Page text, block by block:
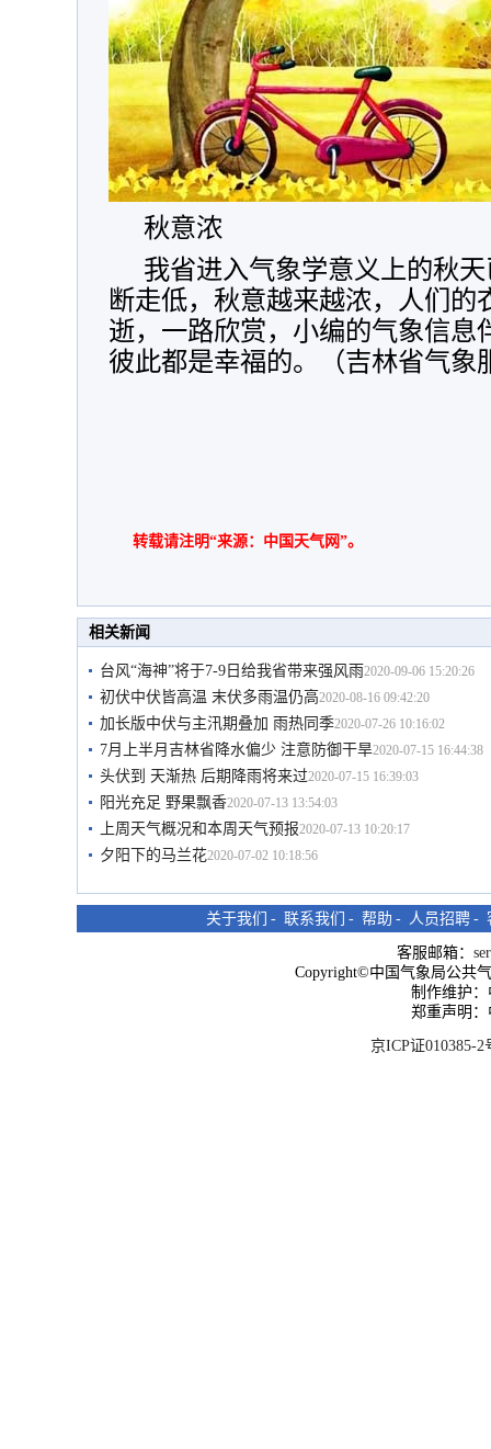
秋意浓
我省进入气象学意义上的秋
断走低，秋意越来越浓，人们的
逝，一路欣赏，小编的气象信息
彼此都是幸福的。（吉林省气象
转载请注明“来源：中国天气网”。
相关新闻
台风“海神”将于7-9日给我省带来强风雨2020-09-06 15:20:26
初伏中伏皆高温 末伏多雨温仍高2020-08-16 09:42:20
加长版中伏与主汛期叠加 雨热同季2020-07-26 10:16:02
7月上半月吉林省降水偏少 注意防御干旱2020-07-15 16:44:38
头伏到 天渐热 后期降雨将来过2020-07-15 16:39:03
阳光充足 野果飘香2020-07-13 13:54:03
上周天气概况和本周天气预报2020-07-13 10:20:17
夕阳下的马兰花2020-07-02 10:18:56
关于我们 - 联系我们 - 帮助 - 人员招聘 -
客服邮箱：
Copyright©中国气象局公共
制作维护
郑重声明
京ICP证010385-2